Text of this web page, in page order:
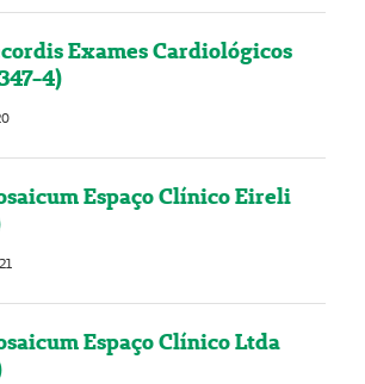
Exames Cardiológicos
4)
Espaço Clínico Eireli
Espaço Clínico Ltda